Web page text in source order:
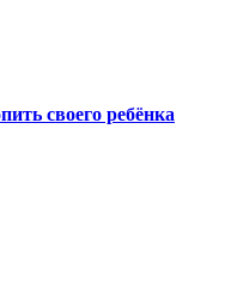
своего ребёнка